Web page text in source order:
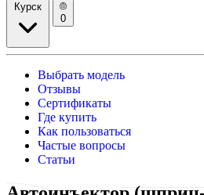
Курск
0
Выбрать модель
Отзывы
Сертификаты
Где купить
Как пользоваться
Частые вопросы
Статьи